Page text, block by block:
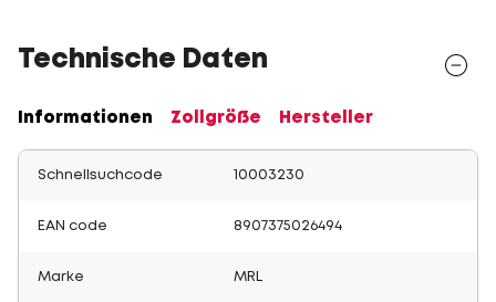
Technische Daten
Informationen Zollgröße Hersteller
Schnellsuchcode 10003230
EAN code 8907375026494
Marke MRL